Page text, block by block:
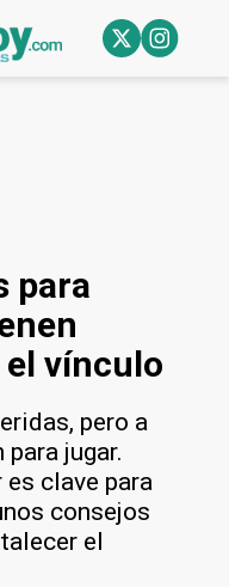
para
vínculo
pero a
jugar.
clave para
consejos
el